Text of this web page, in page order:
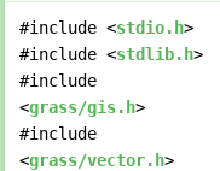
#include <stdio.h>
#include <stdlib.h>
#include
<grass/gis.h>
#include
<grass/vector.h>